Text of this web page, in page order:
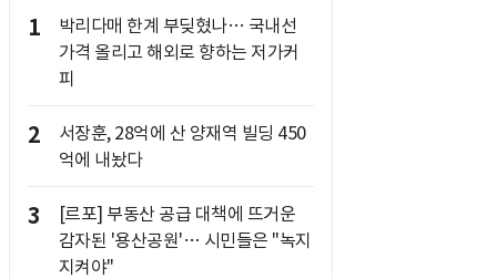
1
박리다매 한계 부딪혔나… 국내선
가격 올리고 해외로 향하는 저가커
피
2
서장훈, 28억에 산 양재역 빌딩 450
억에 내놨다
3
[르포] 부동산 공급 대책에 뜨거운
감자된 '용산공원'… 시민들은 "녹지
지켜야"